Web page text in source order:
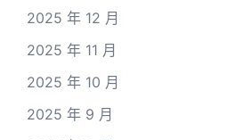
2025 年 12 月
2025 年 11 月
2025 年 10 月
2025 年 9 月